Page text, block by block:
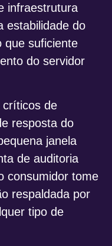
infraestrutura
estabilidade do
que suficiente
do servidor
críticos de
resposta do
janela
de auditoria
consumidor tome
respaldada por
tipo de